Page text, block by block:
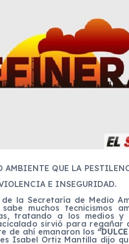
QUE LA
E INSEGURIDAD.
la Secretaría de Medio
muchos tecnicismos
tratando a los medios y
sirvió para regañar
de ahí emanaron los
Isabel Ortiz Mantilla dijo